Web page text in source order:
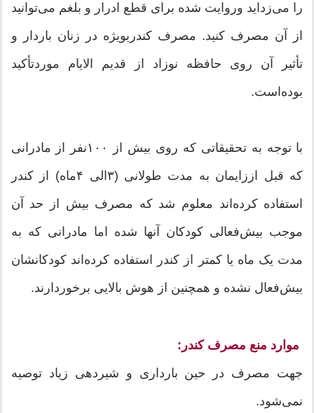
را می‌زداید وروایت شده برای قطع ادرار و بلغم می‌توانید
از آن مصرف کنید. مصرف کندربویژه در زنان باردار و
تأثیر آن روی حافظه نوزاد از قدیم الایام موردتأکید
بوده‌است.
با توجه به تحقیقاتی که روی بیش از ۱۰۰نفر از مادرانی
که قبل اززایمان به مدت طولانی (۳الی ۴ماه) از کندر
استفاده کرده‌اند معلوم شد که مصرف بیش از حد آن
موجب بیش‌فعالی کودکان آنها شده اما مادرانی که به
مدت یک ماه یا کمتر از کندر استفاده کرده‌اند کودکانشان
بیش‌فعال نشده و همچنین از هوش بالایی برخوردارند.
موارد منع مصرف کندر:
جهت مصرف در حین بارداری و شیردهی زیاد توصیه
نمی‌شود.